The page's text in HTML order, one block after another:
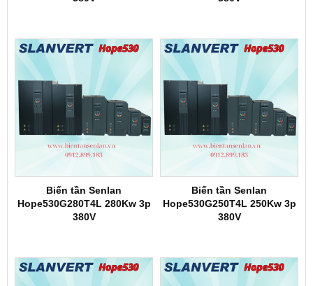
Biến tần Senlan
Hope530G280T4L 280Kw 3p
380V
Biến tần Senlan
Hope530G250T4L 250Kw 3p
380V